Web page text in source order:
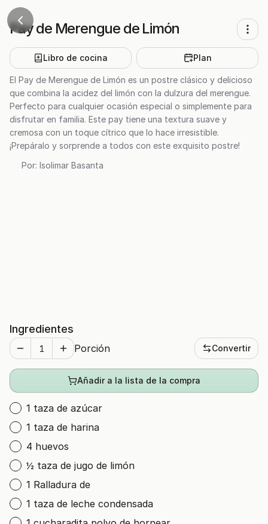
Pay de Merengue de Limón
Libro de cocina Plan
El Pay de Merengue de Limón es un postre clásico y delicioso
que combina la acidez del limón con la dulzura del merengue.
Perfecto para cualquier ocasión especial o simplemente para
disfrutar en familia. Este pay tiene una textura suave y
cremosa con un toque cítrico que lo hace irresistible.
¡Prepáralo y sorprende a todos con este exquisito postre!
Por: Isolimar Basanta
Ingredientes
Porción Convertir
Añadir a la lista de la compra
1 taza de azúcar
1 taza de harina
4 huevos
½ taza de jugo de limón
1 Ralladura de
1 taza de leche condensada